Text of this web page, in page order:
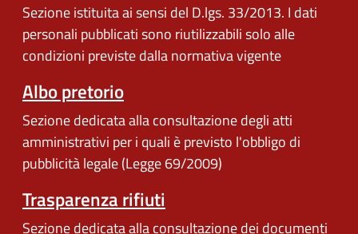
Sezione istituita ai sensi del D.lgs. 33/2013. I dati
personali pubblicati sono riutilizzabili solo alle
condizioni previste dalla normativa vigente
Albo pretorio
Sezione dedicata alla consultazione degli atti
amministrativi per i quali è previsto l'obbligo di
pubblicità legale (Legge 69/2009)
Trasparenza rifiuti
Sezione dedicata alla consultazione dei documenti